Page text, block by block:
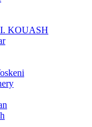
KOUASH